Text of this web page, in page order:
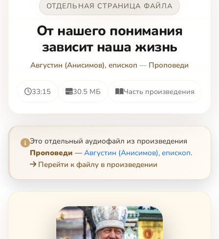
ОТДЕЛЬНАЯ СТРАНИЦА ФАЙЛА
От нашего понимания
зависит наша жизнь
Августин (Анисимов), епископ — Проповеди
33:15 30.5 МБ Часть произведения
Это отдельный аудиофайл из произведения
Проповеди — Августин (Анисимов), епископ.
Перейти к файлу в произведении